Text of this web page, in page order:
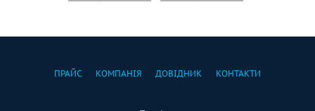
ПРАЙС КОМПАНІЯ ДОВІДНИК КОНТАКТИ